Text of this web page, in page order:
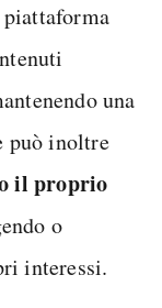
una
può inoltre
il proprio
o
interessi.